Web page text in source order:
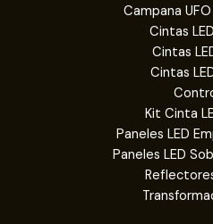
Campana
Cintas
Cintas
Cintas
Kit Cinta
Paneles LED
Paneles LED